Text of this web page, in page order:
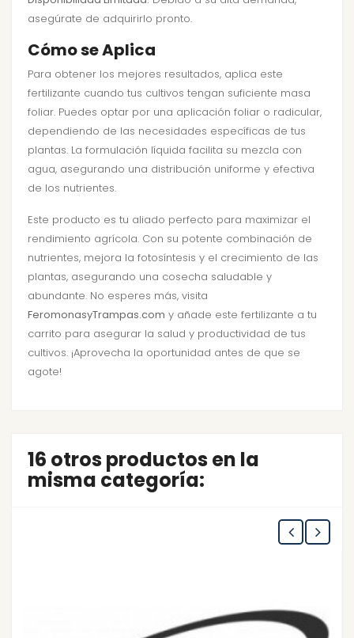
asegúrate de adquirirlo pronto.
Cómo se Aplica
Para obtener los mejores resultados, aplica este
fertilizante cuando tus cultivos tengan suficiente masa
foliar. Puedes optar por una aplicación foliar o radicular,
dependiendo de las necesidades específicas de tus
plantas. La formulación líquida facilita su mezcla con
agua, asegurando una distribución uniforme y efectiva
de los nutrientes.
Este producto es tu aliado perfecto para maximizar el
rendimiento agrícola. Con su potente combinación de
nutrientes, mejora la fotosíntesis y el crecimiento de las
plantas, asegurando una cosecha saludable y
abundante. No esperes más, visita
FeromonasyTrampas.com y añade este fertilizante a tu
carrito para asegurar la salud y productividad de tus
cultivos. ¡Aprovecha la oportunidad antes de que se
agote!
16 otros productos en la
misma categoría: